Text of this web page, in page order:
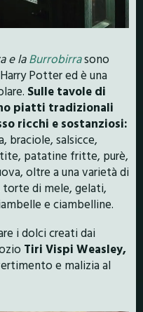
e laBurrobirrasono
Potter ed è una
Sulle tavole di
piatti tradizionali
ricchi e sostanziosi:
braciole, salsicce,
patatine fritte, purè,
oltre a una varietà di
di mele, gelati,
e ciambelline.
i dolci creati dai
Tiri Vispi Weasley,
e malizia al